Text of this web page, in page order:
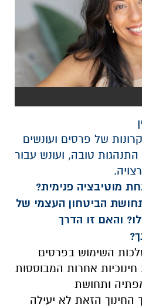
של פרסים ועונשים
טובה, ועונש עבור
מוטיבציה פנימית?
הביטחון העצמי של
והאם זו הדרך
השימוש בפרסים
חינוכיות אחרות המבוססות
ותחושת
החינוך הזאת לא יעילה